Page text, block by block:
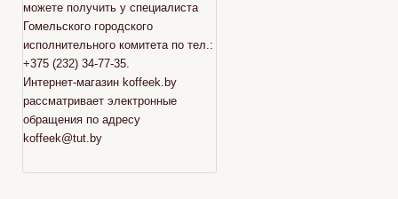
можете получить у специалиста
Гомельского городского
исполнительного комитета по тел.:
+375 (232) 34-77-35.
Интернет-магазин koffeek.by
рассматривает электронные
обращения по адресу
koffeek@tut.by